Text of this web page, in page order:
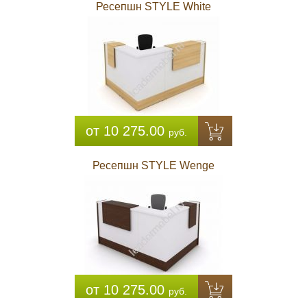
Ресепшн STYLE White
от 10 275.00 руб.
Ресепшн STYLE Wenge
от 10 275.00 руб.